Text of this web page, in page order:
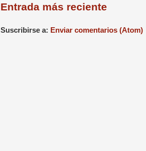
Entrada más reciente
Suscribirse a: Enviar comentarios (Atom)